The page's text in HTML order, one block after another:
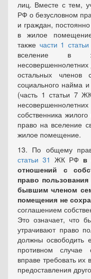
лиц. Вместе с тем,
РФ о безусловном
и граждан,
в жилое
также части 1
вселение в
несовершеннолетних
остальных членов
социального найма
(часть 1 статьи 7
собственника
право на вселение
жилое помещение.
13. По общему
статьи 31 ЖК РФ в
отношений с
право
бывшим членом
помещения не
соглашением
Это означает, что
утрачивают право
должны освободить
противном случае
вправе требовать
предоставления